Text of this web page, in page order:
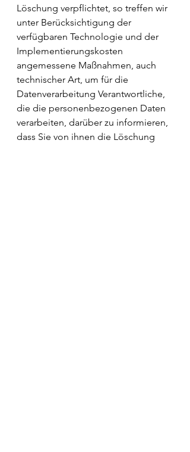
Löschung verpflichtet, so treffen wir
unter Berücksichtigung der
verfügbaren Technologie und der
Implementierungskosten
angemessene Maßnahmen, auch
technischer Art, um für die
Datenverarbeitung Verantwortliche,
die die personenbezogenen Daten
verarbeiten, darüber zu informieren,
dass Sie von ihnen die Löschung